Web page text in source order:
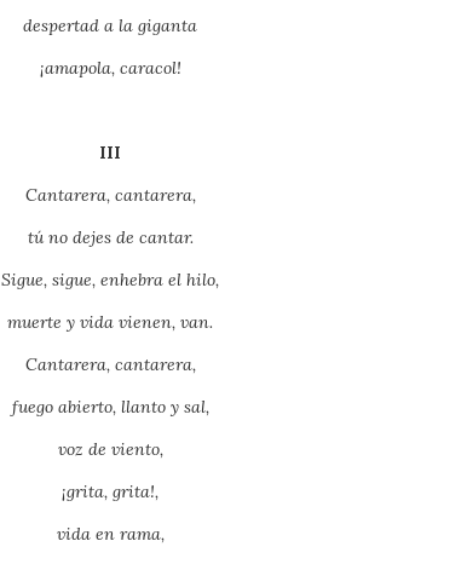
despertad a la giganta
¡amapola, caracol!
III
Cantarera, cantarera,
tú no dejes de cantar.
Sigue, sigue, enhebra el hilo,
muerte y vida vienen, van.
Cantarera, cantarera,
fuego abierto, llanto y sal,
voz de viento,
¡grita, grita!,
vida en rama,